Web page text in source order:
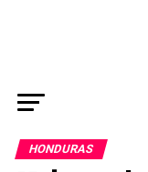
HONDURAS